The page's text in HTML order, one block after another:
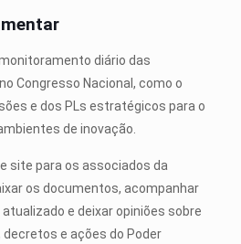
diário das
Congresso Nacional, como o
e dos PLs estratégicos para o
de inovação.
site para os associados da
os documentos, acompanhar
e deixar opiniões sobre
e ações do Poder